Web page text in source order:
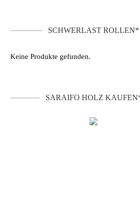
SCHWERLAST ROLLEN*
Keine Produkte gefunden.
SARAIFO HOLZ